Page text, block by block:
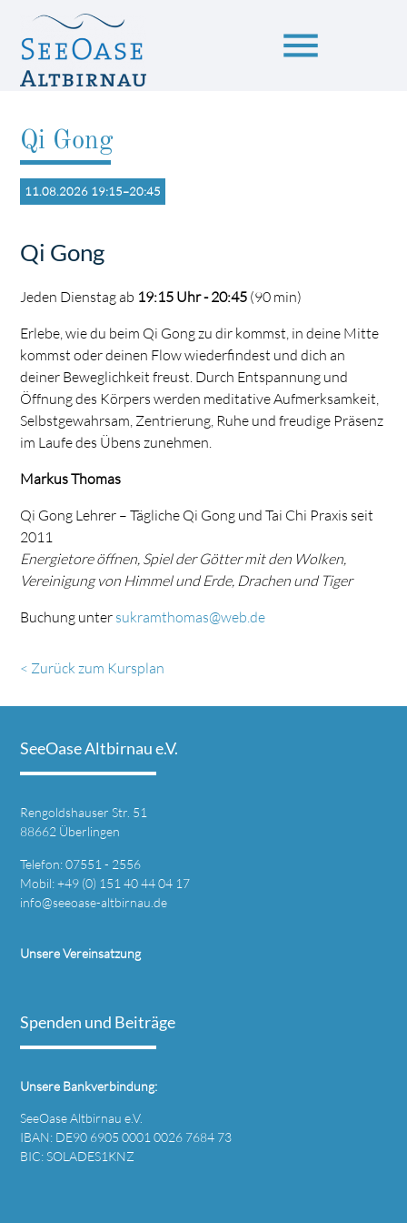
menu
Suchbegriffe
Qi Gong
11.08.2026 19:15–20:45
Qi Gong
Jeden Dienstag ab 19:15 Uhr - 20:45 (90 min)
Erlebe, wie du beim Qi Gong zu dir kommst, in deine Mitte
kommst oder deinen Flow wiederfindest und dich an
deiner Beweglichkeit freust. Durch Entspannung und
Öffnung des Körpers werden meditative Aufmerksamkeit,
Selbstgewahrsam, Zentrierung, Ruhe und freudige Präsenz
im Laufe des Übens zunehmen.
Markus Thomas
Qi Gong Lehrer – Tägliche Qi Gong und Tai Chi Praxis seit
2011
Energietore öffnen, Spiel der Götter mit den Wolken,
Vereinigung von Himmel und Erde, Drachen und Tiger
Buchung unter sukramthomas@web.de
< Zurück zum Kursplan
SeeOase Altbirnau e.V.
Rengoldshauser Str. 51
88662 Überlingen
Telefon: 07551 - 2556
Mobil: +49 (0) 151 40 44 04 17
info@seeoase-altbirnau.de
Unsere Vereinsatzung
Spenden und Beiträge
Unsere Bankverbindung:
SeeOase Altbirnau e.V.
IBAN: DE90 6905 0001 0026 7684 73
BIC: SOLADES1KNZ